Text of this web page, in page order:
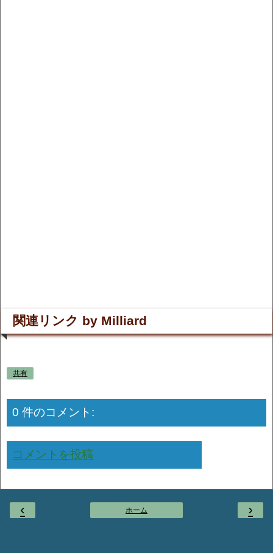
関連リンク by Milliard
共有
0 件のコメント:
コメントを投稿
‹ ›
ホーム